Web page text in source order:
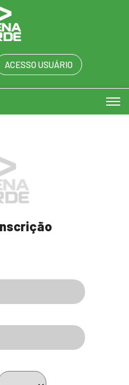
ACESSO USUÁRIO